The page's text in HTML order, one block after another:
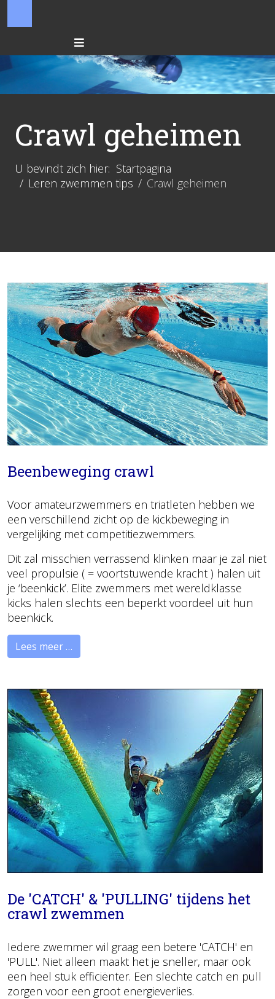
Crawl geheimen
U bevindt zich hier: Startpagina
Leren zwemmen tips
Crawl geheimen
Beenbeweging crawl
Voor amateurzwemmers en triatleten hebben we
een verschillend zicht op de kickbeweging in
vergelijking met competitiezwemmers.
Dit zal misschien verrassend klinken maar je zal niet
veel propulsie ( = voortstuwende kracht ) halen uit
je ‘beenkick’. Elite zwemmers met wereldklasse
kicks halen slechts een beperkt voordeel uit hun
beenkick.
Lees meer …
De 'CATCH' & 'PULLING' tijdens het
crawl zwemmen
Iedere zwemmer wil graag een betere 'CATCH' en
'PULL'. Niet alleen maakt het je sneller, maar ook
een heel stuk efficiënter. Een slechte catch en pull
zorgen voor een groot energieverlies.